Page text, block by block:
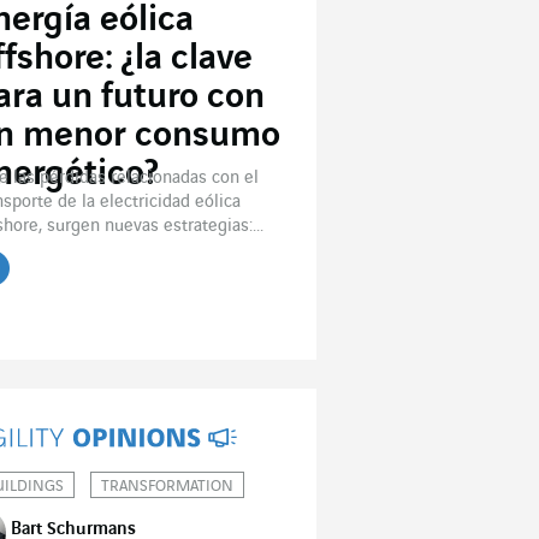
eólica
¿la clave
un futuro con
menor consumo
las pérdidas relacionadas con el
de la electricidad eólica
surgen nuevas estrategias:...
TRANSFORMATION
Bart Schurmans